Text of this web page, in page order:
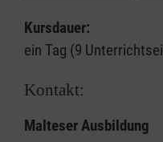
Kursdauer:
ein Tag (9
Kontakt:
Malteser Ausbildung